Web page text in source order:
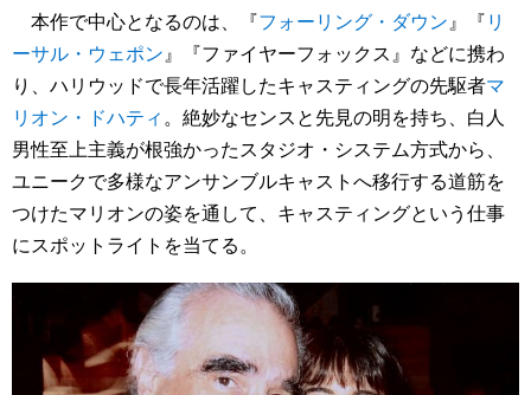
本作で中心となるのは、『フォーリング・ダウン』『リ
ーサル・ウェポン』『ファイヤーフォックス』などに携わ
り、ハリウッドで長年活躍したキャスティングの先駆者マ
リオン・ドハティ。絶妙なセンスと先見の明を持ち、白人
男性至上主義が根強かったスタジオ・システム方式から、
ユニークで多様なアンサンブルキャストへ移行する道筋を
つけたマリオンの姿を通して、キャスティングという仕事
にスポットライトを当てる。